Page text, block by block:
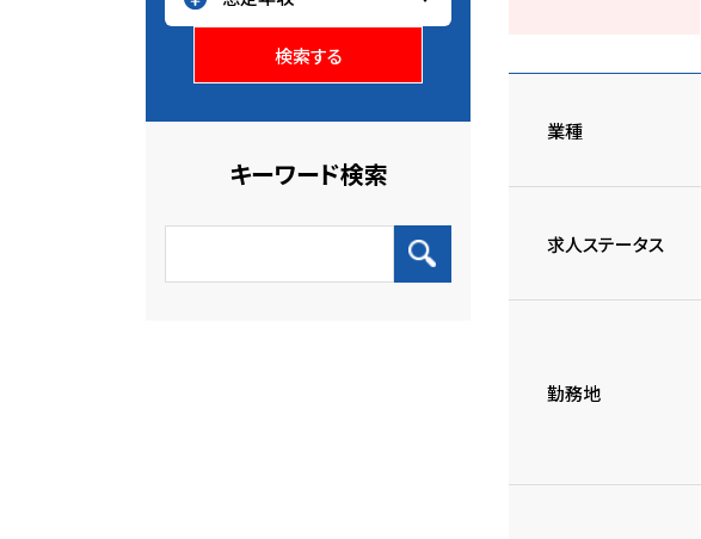
検索する
キーワード検索
業種
求人ステータス
勤務地